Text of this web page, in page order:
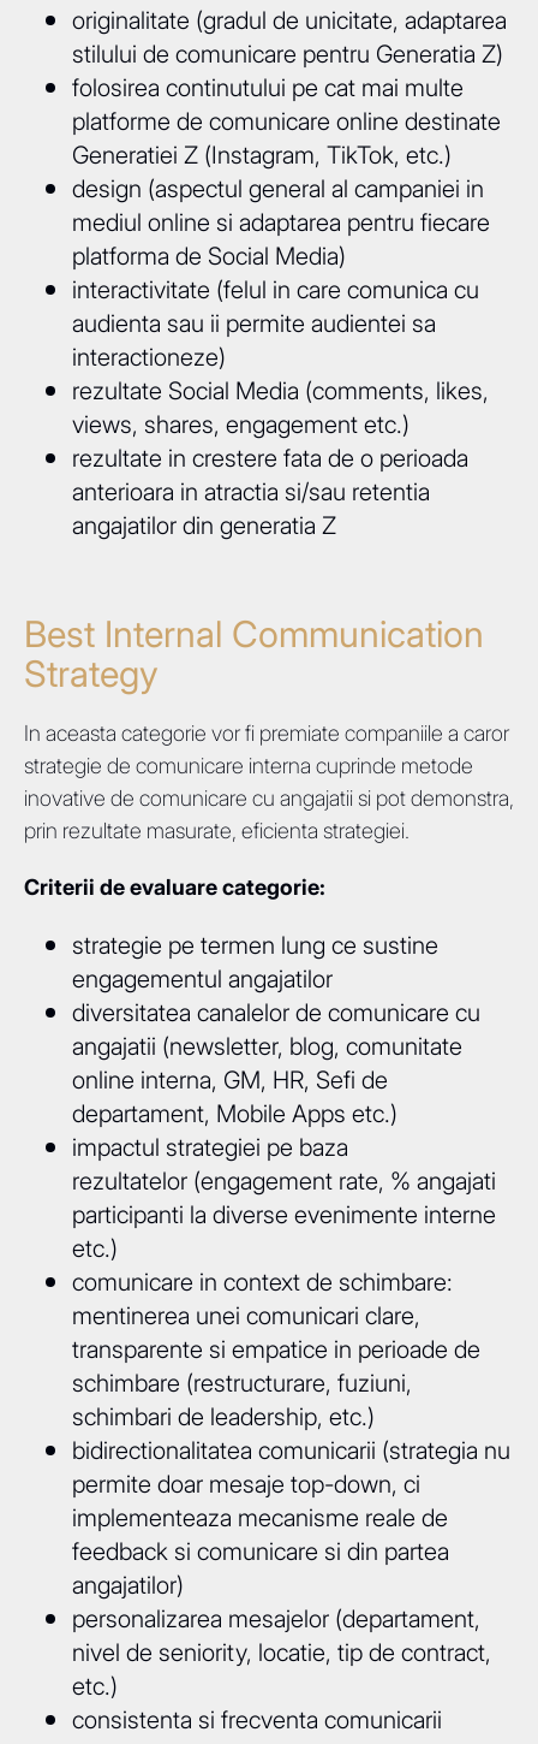
originalitate (gradul de unicitate, adaptarea
stilului de comunicare pentru Generatia Z)
folosirea continutului pe cat mai multe
platforme de comunicare online destinate
Generatiei Z (Instagram, TikTok, etc.)
design (aspectul general al campaniei in
mediul online si adaptarea pentru fiecare
platforma de Social Media)
interactivitate (felul in care comunica cu
audienta sau ii permite audientei sa
interactioneze)
rezultate Social Media (comments, likes,
views, shares, engagement etc.)
rezultate in crestere fata de o perioada
anterioara in atractia si/sau retentia
angajatilor din generatia Z
Best Internal Communication
Strategy
In aceasta categorie vor fi premiate companiile a caror
strategie de comunicare interna cuprinde metode
inovative de comunicare cu angajatii si pot demonstra,
prin rezultate masurate, eficienta strategiei.
Criterii de evaluare categorie:
strategie pe termen lung ce sustine
engagementul angajatilor
diversitatea canalelor de comunicare cu
angajatii (newsletter, blog, comunitate
online interna, GM, HR, Sefi de
departament, Mobile Apps etc.)
impactul strategiei pe baza
rezultatelor (engagement rate, % angajati
participanti la diverse evenimente interne
etc.)
comunicare in context de schimbare:
mentinerea unei comunicari clare,
transparente si empatice in perioade de
schimbare (restructurare, fuziuni,
schimbari de leadership, etc.)
bidirectionalitatea comunicarii (strategia nu
permite doar mesaje top-down, ci
implementeaza mecanisme reale de
feedback si comunicare si din partea
angajatilor)
personalizarea mesajelor (departament,
nivel de seniority, locatie, tip de contract,
etc.)
consistenta si frecventa comunicarii